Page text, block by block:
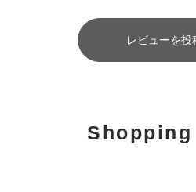
レビューを投
Shopping